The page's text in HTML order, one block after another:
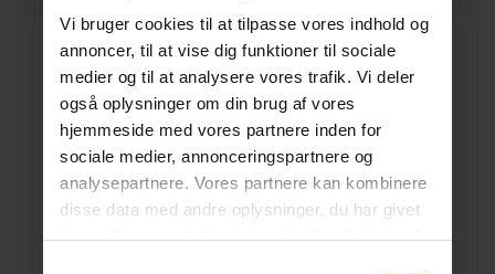
Vi bruger cookies til at tilpasse vores indhold og
annoncer, til at vise dig funktioner til sociale
medier og til at analysere vores trafik. Vi deler
også oplysninger om din brug af vores
hjemmeside med vores partnere inden for
sociale medier, annonceringspartnere og
analysepartnere. Vores partnere kan kombinere
disse data med andre oplysninger, du har givet
dem, eller som de har indsamlet fra din brug af
110 mm Pipelife PP kloak dobb.muffe
Pakkeinfo. STK.
Se produkt